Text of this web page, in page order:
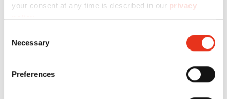
your consent at any time is described in our privacy
policy.
Selection
Necessary
Preferences